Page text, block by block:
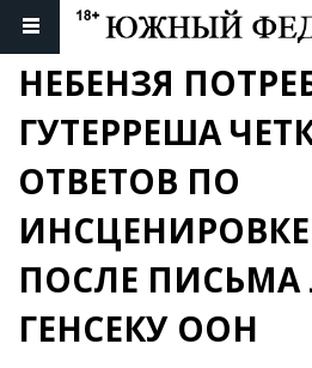
НЕБЕНЗЯ
ГУТЕРРЕША
ОТВЕТОВ ПО
ИНСЦЕНИРОВКЕ
ПОСЛЕ ПИСЬМА
ГЕНСЕКУ ООН